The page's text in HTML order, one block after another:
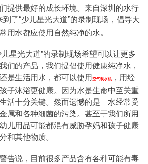
提供最好的成长环境。来自深圳的水行
到了“少儿星光大道”的录制现场，倡导大
用水都应使用自然纯净的水。
儿星光大道”的录制现场希望可以让更多
们的产品，我们提倡使用健康纯净水，
是生活用水，都可以使用空气制水机
，用经
子沐浴更健康。因为水是生命中至关重
活十分关键。然而遗憾的是，水经常受
属和各种细菌的污染。甚至于我们所用
儿用品可能都混有威胁孕妈和孩子健康
和其他物质。
告说，目前很多产品含有各种可能有毒